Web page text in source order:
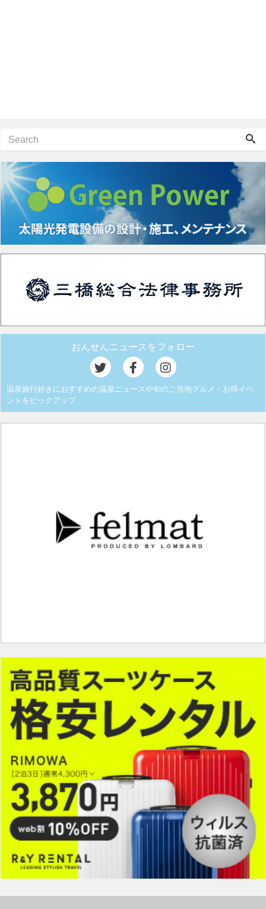
おんせんニュースをフォロー
温泉旅行好きにおすすめの温泉ニュースや旬のご当地グルメ・お得イベ
ントをピックアップ